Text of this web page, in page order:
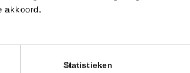
akkoord.
Statistieken